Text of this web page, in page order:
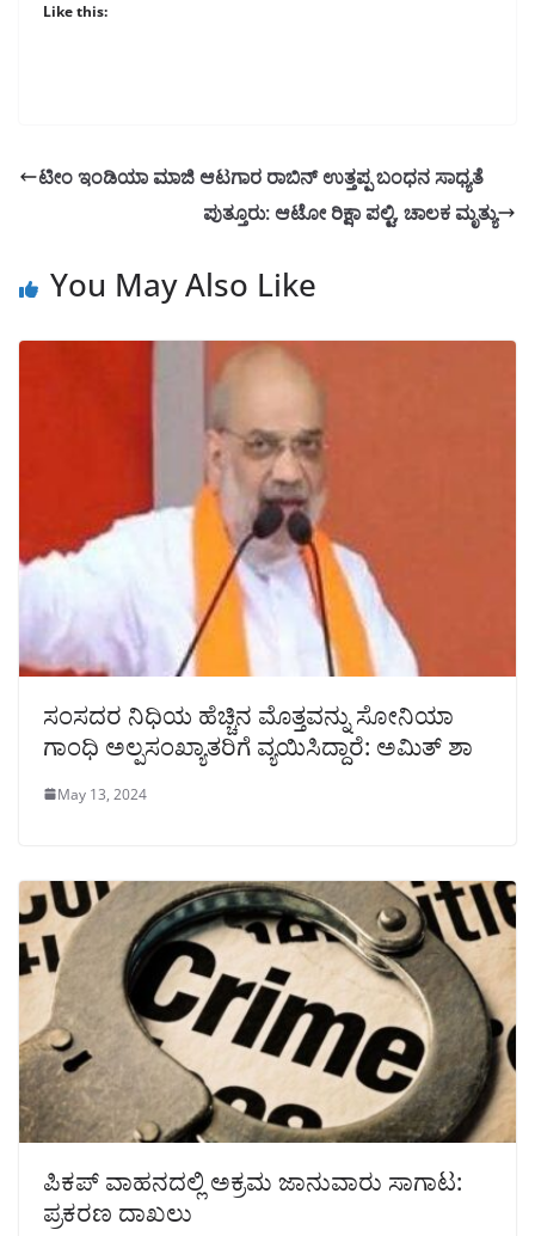
Like this:
ಟೀಂ‌ ಇಂಡಿಯಾ ಮಾಜಿ ಆಟಗಾರ ರಾಬಿನ್ ಉತ್ತಪ್ಪ ಬಂಧನ ಸಾಧ್ಯತೆ
ಪುತ್ತೂರು: ಆಟೋ ರಿಕ್ಷಾ ಪಲ್ಟಿ, ಚಾಲಕ ಮೃತ್ಯು
You May Also Like
ಸಂಸದರ ನಿಧಿಯ ಹೆಚ್ಚಿನ ಮೊತ್ತವನ್ನು ಸೋನಿಯಾ
ಗಾಂಧಿ ಅಲ್ಪಸಂಖ್ಯಾತರಿಗೆ ವ್ಯಯಿಸಿದ್ದಾರೆ: ಅಮಿತ್ ಶಾ
May 13, 2024
ಪಿಕಪ್ ವಾಹನದಲ್ಲಿ ಅಕ್ರಮ ಜಾನುವಾರು ಸಾಗಾಟ:
ಪ್ರಕರಣ ದಾಖಲು